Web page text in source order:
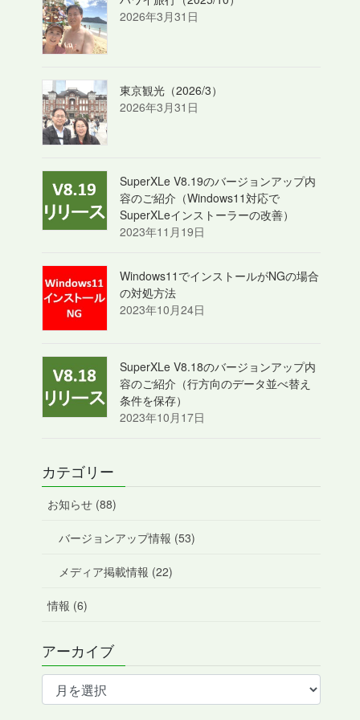
2026年3月31日
東京観光（2026/3）
2026年3月31日
SuperXLe V8.19のバージョンアップ内
容のご紹介（Windows11対応で
SuperXLeインストーラーの改善）
2023年11月19日
Windows11でインストールがNGの場合
の対処方法
2023年10月24日
SuperXLe V8.18のバージョンアップ内
容のご紹介（行方向のデータ並べ替え
条件を保存）
2023年10月17日
カテゴリー
お知らせ (88)
バージョンアップ情報 (53)
メディア掲載情報 (22)
情報 (6)
アーカイブ
ア